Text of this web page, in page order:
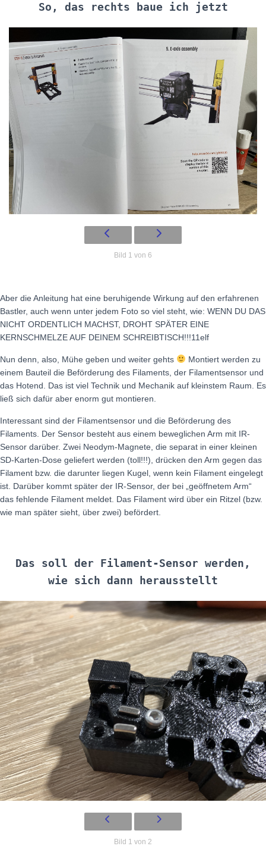
So, das rechts baue ich jetzt
Bild 1 von 6
Aber die Anleitung hat eine beruhigende Wirkung auf den erfahrenen
Bastler, auch wenn unter jedem Foto so viel steht, wie: WENN DU DAS
NICHT ORDENTLICH MACHST, DROHT SPÄTER EINE
KERNSCHMELZE AUF DEINEM SCHREIBTISCH!!!11elf
Nun denn, also, Mühe geben und weiter gehts
Montiert werden zu
einem Bauteil die Beförderung des Filaments, der Filamentsensor und
das Hotend. Das ist viel Technik und Mechanik auf kleinstem Raum. Es
ließ sich dafür aber enorm gut montieren.
Interessant sind der Filamentsensor und die Beförderung des
Filaments. Der Sensor besteht aus einem beweglichen Arm mit IR-
Sensor darüber. Zwei Neodym-Magnete, die separat in einer kleinen
SD-Karten-Dose geliefert werden (toll!!!), drücken den Arm gegen das
Filament bzw. die darunter liegen Kugel, wenn kein Filament eingelegt
ist. Darüber kommt später der IR-Sensor, der bei „geöffnetem Arm“
das fehlende Filament meldet. Das Filament wird über ein Ritzel (bzw.
wie man später sieht, über zwei) befördert.
Das soll der Filament-Sensor werden,
wie sich dann herausstellt
Bild 1 von 2